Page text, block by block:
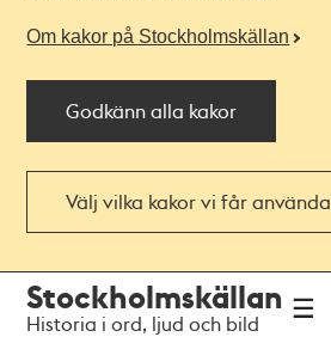
Om kakor på Stockholmskällan
Godkänn alla kakor
Välj vilka kakor vi får använda
navigationen
huvudinnehållet
Stockholmskällan
Historia i ord, ljud och bild